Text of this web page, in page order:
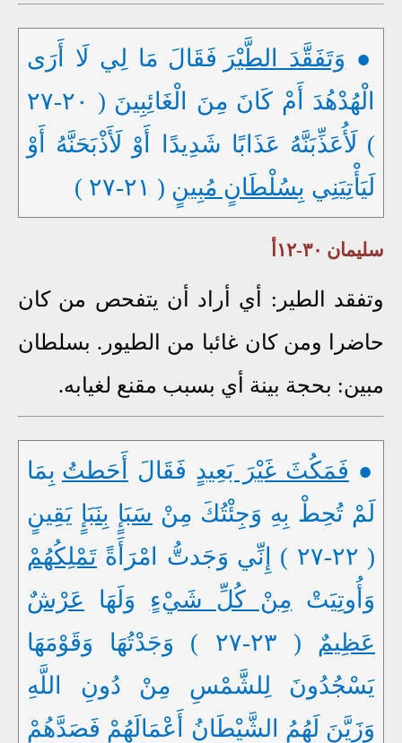
● وَتَفَقَّدَ الطَّيْرَ فَقَالَ مَا لِي لَا أَرَى
الْهُدْهُدَ أَمْ كَانَ مِنَ الْغَائِبِينَ ( ٢٠-٢٧
) لَأُعَذِّبَنَّهُ عَذَابًا شَدِيدًا أَوْ لَأَذْبَحَنَّهُ أَوْ
لَيَأْتِيَنِي بِسُلْطَانٍ مُبِينٍ ( ٢١-٢٧ )
سليمان ٣٠-١٢أ
وتفقد الطير: أي أراد أن يتفحص من كان
حاضرا ومن كان غائبا من الطيور. بسلطان
مبين: بحجة بينة أي بسبب مقنع لغيابه.
● فَمَكُثَ غَيْرَ بَعِيدٍ فَقَالَ أَحَطتُ بِمَا
لَمْ تُحِطْ بِهِ وَجِئْتُكَ مِنْ سَبَإٍ بِنَبَإٍ يَقِينٍ
( ٢٢-٢٧ ) إِنِّي وَجَدتُّ امْرَأَةً
تَمْلِكُهُمْ
وَأُوتِيَتْ مِنْ كُلِّ شَيْءٍ وَلَهَا عَرْشٌ
عَظِيمٌ
( ٢٣-٢٧ ) وَجَدْتُهَا وَقَوْمَهَا
يَسْجُدُونَ لِلشَّمْسِ مِنْ دُونِ اللَّهِ
وَزَيَّنَ لَهُمُ الشَّيْطَانُ أَعْمَالَهُمْ فَصَدَّهُمْ